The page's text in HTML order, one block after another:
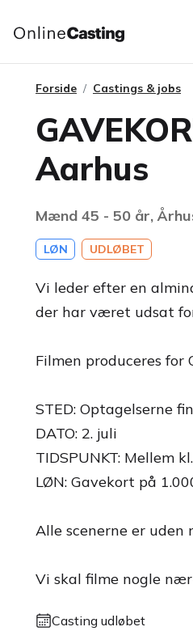
Forside Castings & jobs
Aarhus
Mænd 45 - 50 år,
LØN UDLØBET
Vi leder efter en
der har været udsat
Filmen produceres
STED: Optagelserne
DATO: 2. juli
TIDSPUNKT: Mellem
LØN: Gavekort på
Alle scenerne er
Vi skal filme nogle
Casting udløbet